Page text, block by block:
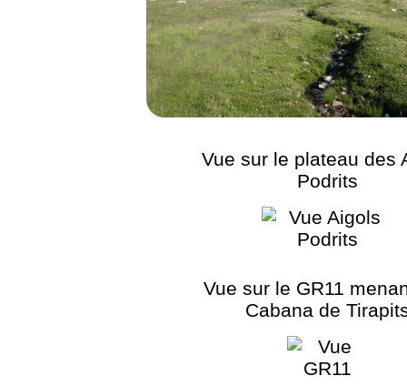
Vue sur le plateau des
Podrits
Vue sur le GR11
Cabana de